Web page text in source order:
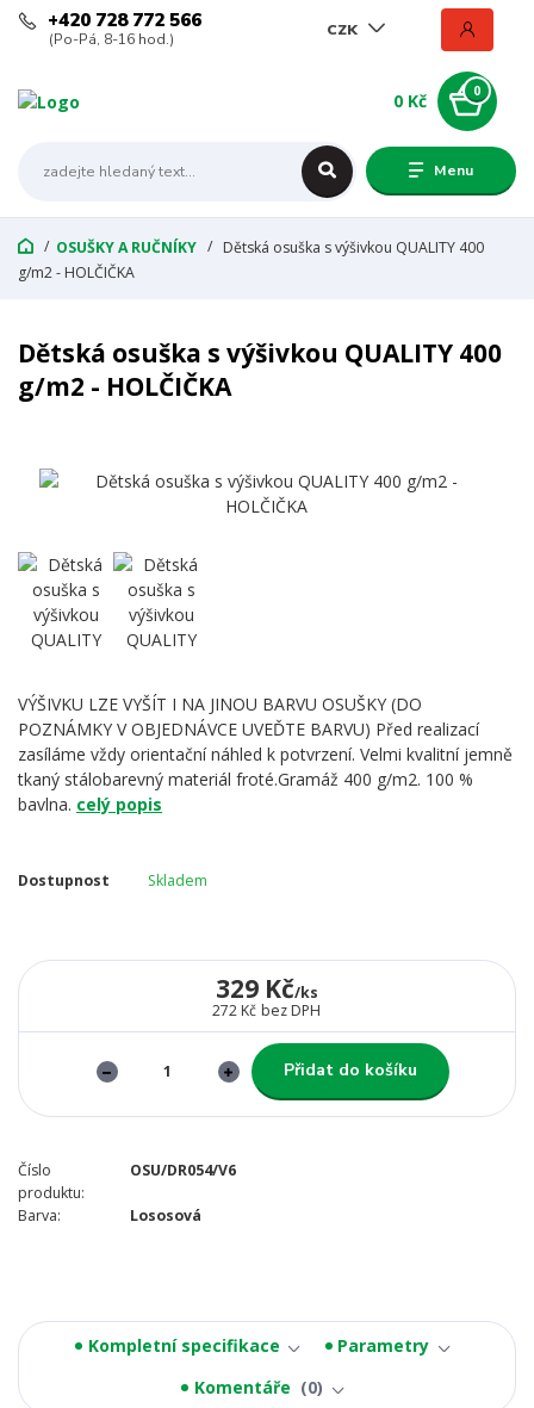
Menu
CZK
+420 728 772 566
(Po-Pá, 8-16 hod.)
0
0 Kč
OSUŠKY A RUČNÍKY
Dětská osuška s výšivkou QUALITY 400
g/m2 - HOLČIČKA
Dětská osuška s výšivkou QUALITY 400
g/m2 - HOLČIČKA
VÝŠIVKU LZE VYŠÍT I NA JINOU BARVU OSUŠKY (DO
POZNÁMKY V OBJEDNÁVCE UVEĎTE BARVU) Před realizací
zasíláme vždy orientační náhled k potvrzení. Velmi kvalitní jemně
tkaný stálobarevný materiál froté.Gramáž 400 g/m2. 100 %
bavlna. celý popis
Dostupnost Skladem
329 Kč/ks
272 Kč bez DPH
Přidat do košíku
Číslo
produktu:
OSU/DR054/V6
Barva: Lososová
Kompletní specifikace
Parametry
Komentáře
0